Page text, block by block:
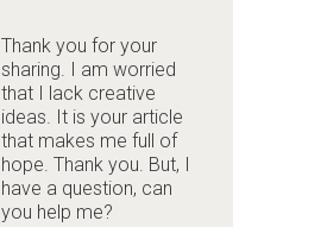
Thank you for your
sharing. I am worried
that I lack creative
ideas. It is your article
that makes me full of
hope. Thank you. But, I
have a question, can
you help me?